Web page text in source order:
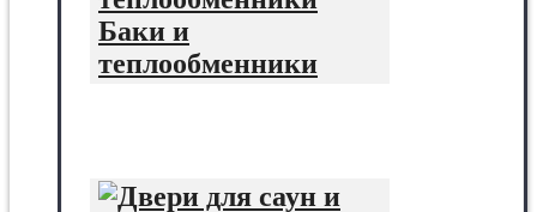
Баки и
теплообменники